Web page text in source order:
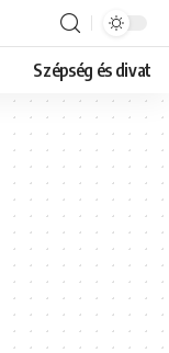
Szépség és divat